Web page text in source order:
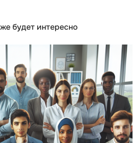
будет интересно